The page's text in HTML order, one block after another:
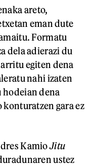
areto,
eman dute
Formatu
dela adierazi du
egiten dena
nahi izaten
hodeian dena
gara ez
KamioJitu
ustez